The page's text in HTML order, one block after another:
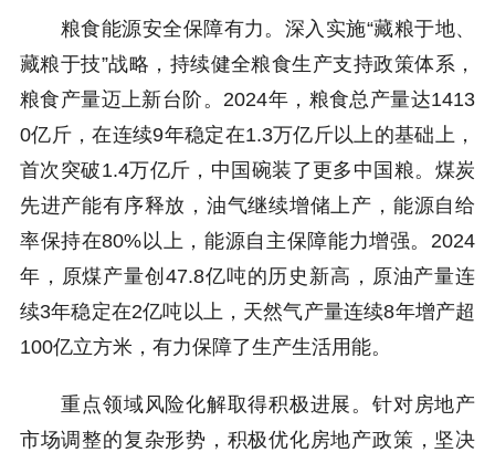
粮食能源安全保障有力。深入实施“藏粮于地、
藏粮于技”战略，持续健全粮食生产支持政策体系，
粮食产量迈上新台阶。2024年，粮食总产量达1413
0亿斤，在连续9年稳定在1.3万亿斤以上的基础上，
首次突破1.4万亿斤，中国碗装了更多中国粮。煤炭
先进产能有序释放，油气继续增储上产，能源自给
率保持在80%以上，能源自主保障能力增强。2024
年，原煤产量创47.8亿吨的历史新高，原油产量连
续3年稳定在2亿吨以上，天然气产量连续8年增产超
100亿立方米，有力保障了生产生活用能。
重点领域风险化解取得积极进展。针对房地产
市场调整的复杂形势，积极优化房地产政策，坚决